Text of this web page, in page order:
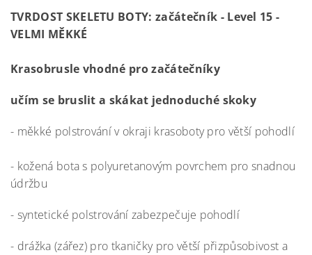
TVRDOST SKELETU BOTY:začátečník -Level 15 -
VELMI MĚKKÉ
Krasobrusle vhodné pro začátečníky
učím se bruslit a skákat jednoduché skoky
- měkké polstrování v okraji krasoboty pro větší pohodlí
- kožená bota s polyuretanovým povrchem pro snadnou
údržbu
- syntetické polstrování zabezpečuje pohodlí
- drážka (zářez) pro tkaničky pro větší přizpůsobivost a